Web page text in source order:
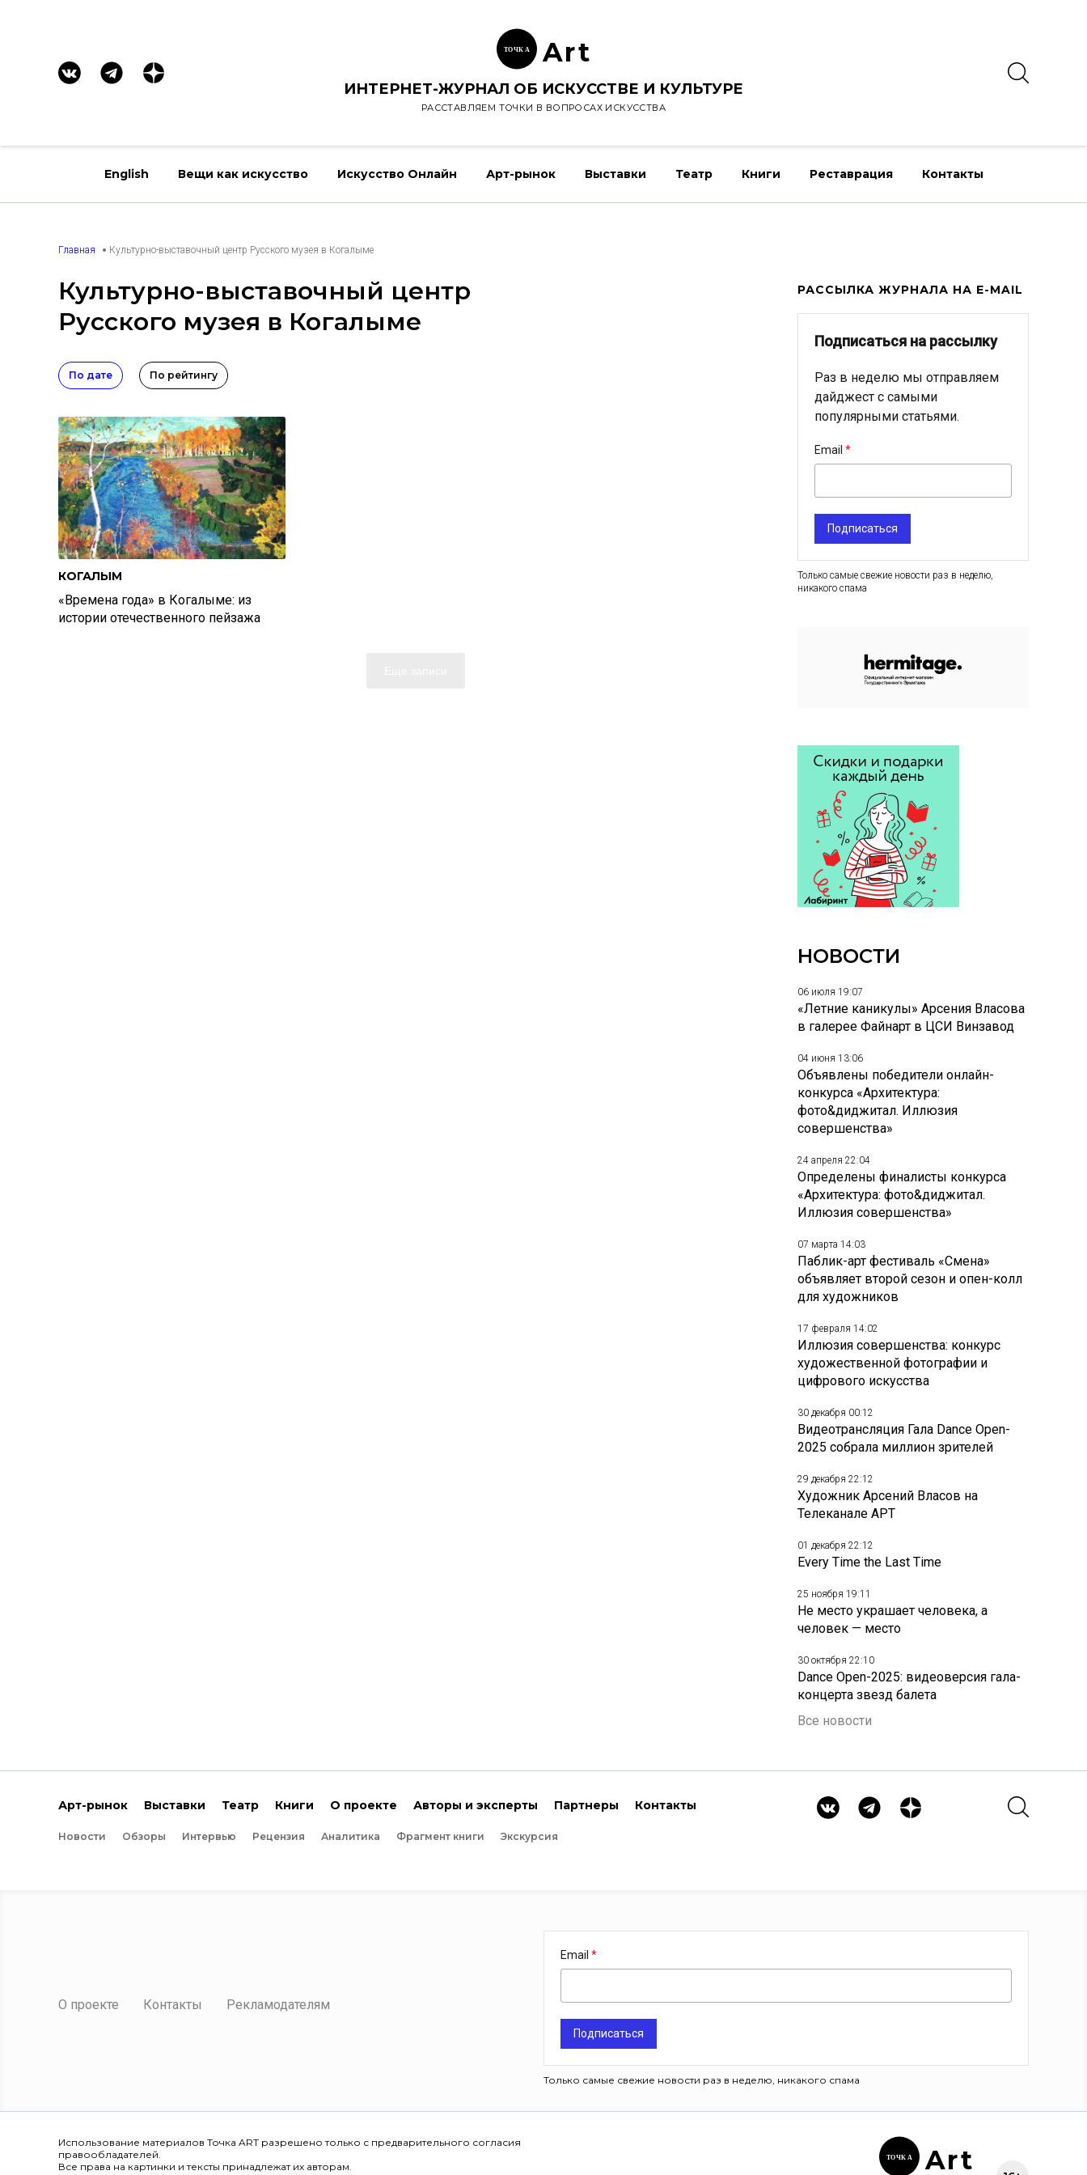
ТОЧК А Art
ИНТЕРНЕТ-ЖУРНАЛ ОБ ИСКУССТВЕ И КУЛЬТУРЕ
РАССТАВЛЯЕМ ТОЧКИ В ВОПРОСАХ ИСКУССТВА
English Вещи как искусство Искусство Онлайн Арт-рынок Выставки Театр Книги Реставрация Контакты
Главная Культурно-выставочный центр Русского музея в Когалыме
Культурно-выставочный центр
Русского музея в Когалыме
По дате По рейтингу
КОГАЛЫМ
«Времена года» в Когалыме: из
истории отечественного пейзажа
РАССЫЛКА ЖУРНАЛА НА E-MAIL
Подписаться на рассылку
Раз в неделю мы отправляем
дайджест с самыми
популярными статьями.
Email
Подписаться
Только самые свежие новости раз в неделю,
никакого спама
НОВОСТИ
06 июля 19:07
«Летние каникулы» Арсения Власова
в галерее Файнарт в ЦСИ Винзавод
04 июня 13:06
Объявлены победители онлайн-
конкурса «Архитектура:
фото&диджитал. Иллюзия
совершенства»
24 апреля 22:04
Определены финалисты конкурса
«Архитектура: фото&диджитал.
Иллюзия совершенства»
07 марта 14:03
Паблик-арт фестиваль «Смена»
объявляет второй сезон и опен-колл
для художников
17 февраля 14:02
Иллюзия совершенства: конкурс
художественной фотографии и
цифрового искусства
30 декабря 00:12
Видеотрансляция Гала Dance Open-
2025 собрала миллион зрителей
29 декабря 22:12
Художник Арсений Власов на
Телеканале АРТ
01 декабря 22:12
Every Time the Last Time
25 ноября 19:11
Не место украшает человека, а
человек — место
30 октября 22:10
Dance Open-2025: видеоверсия гала-
концерта звезд балета
Все новости
Арт-рынок Выставки Театр Книги О проекте Авторы и эксперты Партнеры Контакты
Новости Обзоры Интервью Рецензия Аналитика Фрагмент книги Экскурсия
О проекте Контакты Рекламодателям
Email
Подписаться
Только самые свежие новости раз в неделю, никакого спама
Использование материалов Точка ART разрешено только с предварительного согласия
правообладателей.
Все права на картинки и тексты принадлежат их авторам.
ТОЧК А Art